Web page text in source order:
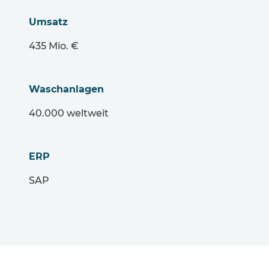
Umsatz
435 Mio. €
Waschanlagen
40.000 weltweit
ERP
SAP